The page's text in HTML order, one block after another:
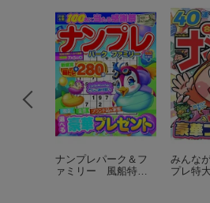
ナンプレパーク＆フ
ァミリー 風船特別
みんな
プレ特